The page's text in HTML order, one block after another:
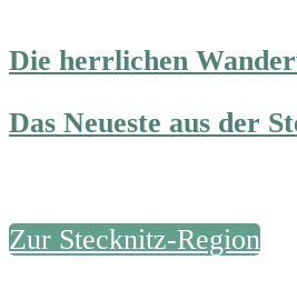
Die herrlichen
Das Neueste aus der
Zur Stecknitz-Region